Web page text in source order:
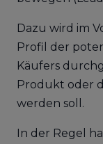
Dazu wird im
Profil der
Käufers
Produkt oder
werden soll.
In der Regel